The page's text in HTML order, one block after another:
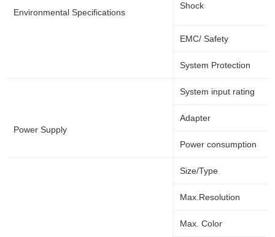
Environmental Specifications
Shock
EMC/ Safety
System Protection
Power Supply
System input rating
Adapter
Power consumption
Size/Type
Max.Resolution
Max. Color